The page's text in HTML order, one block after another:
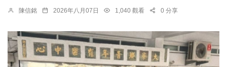
陳信銘 2026年八月07日 1,040 觀看 0 分享